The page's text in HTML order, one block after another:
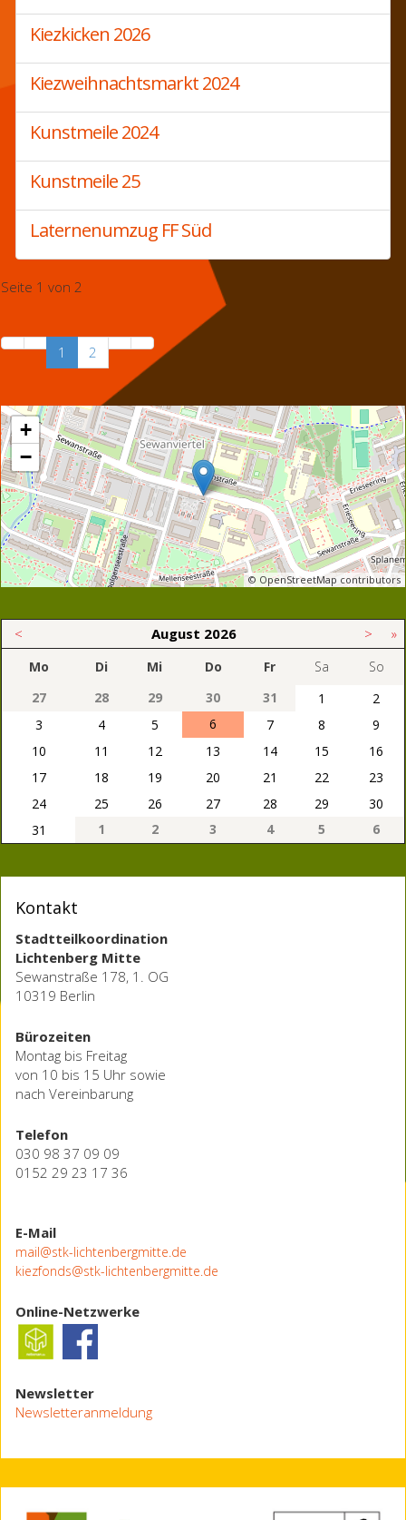
Kiezkicken 2026
Kiezweihnachtsmarkt 2024
Kunstmeile 2024
Kunstmeile 25
Laternenumzug FF Süd
Seite 1 von 2
1 2
+
−
© OpenStreetMap contributors
< August 2026 > »
Mo Di Mi Do Fr Sa
So
27
28 29 30 31 1
2
3
4 5 6 7 8
9
10
11 12 13 14 15
16
17
18 19 20 21 22
23
24
25 26 27 28 29
30
31
1 2 3 4 5 6
Kontakt
Stadtteilkoordination
Lichtenberg Mitte
Sewanstraße 178, 1. OG
10319 Berlin
Bürozeiten
Montag bis Freitag
von 10 bis 15 Uhr sowie
nach Vereinbarung
Telefon
030 98 37 09 09
0152 29 23 17 36
E-Mail
mail@stk-lichtenbergmitte.de
kiezfonds@stk-lichtenbergmitte.de
Online-Netzwerke
Newsletter
Newsletteranmeldung